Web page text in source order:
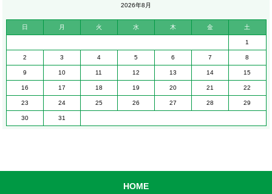
2026年8月
日 月 火 水 木 金 土
1
2 3 4 5 6 7 8
9 10 11 12 13 14 15
16 17 18 19 20 21 22
23 24 25 26 27 28 29
30 31
HOME